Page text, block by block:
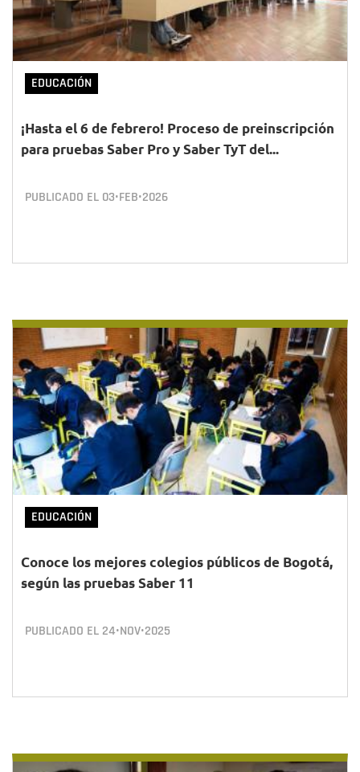
EDUCACIÓN
¡Hasta el 6 de febrero! Proceso de preinscripción
para pruebas Saber Pro y Saber TyT del...
PUBLICADO EL 03•FEB•2026
EDUCACIÓN
Conoce los mejores colegios públicos de Bogotá,
según las pruebas Saber 11
PUBLICADO EL 24•NOV•2025